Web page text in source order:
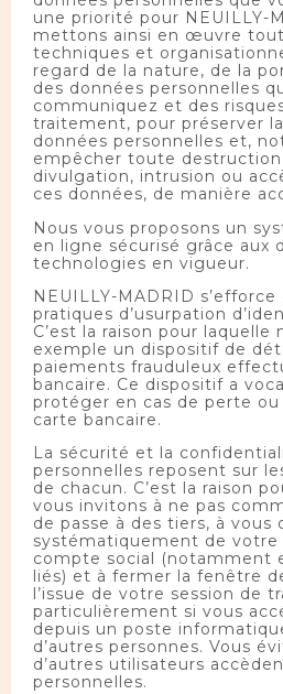
une priorité pour NEUILLY-
mettons ainsi en œuvre
techniques et
regard de la nature, de la
des données personnelles
communiquez et des
traitement, pour préserver
données personnelles et,
empêcher toute
divulgation, intrusion ou
ces données, de manière
Nous vous proposons un
en ligne sécurisé grâce aux
technologies en vigueur.
NEUILLY-MADRID
pratiques d’usurpation
C’est la raison pour laquelle
exemple un dispositif de
paiements frauduleux
bancaire. Ce dispositif a
protéger en cas de perte
carte bancaire.
La sécurité et la
personnelles reposent sur
de chacun. C’est la raison
vous invitons à ne pas
de passe à des tiers, à vous
systématiquement de
compte social (notamment
liés) et à fermer la fenêtre
l’issue de votre session de
particulièrement si vous
depuis un poste
d’autres personnes. Vous
d’autres utilisateurs
personnelles.